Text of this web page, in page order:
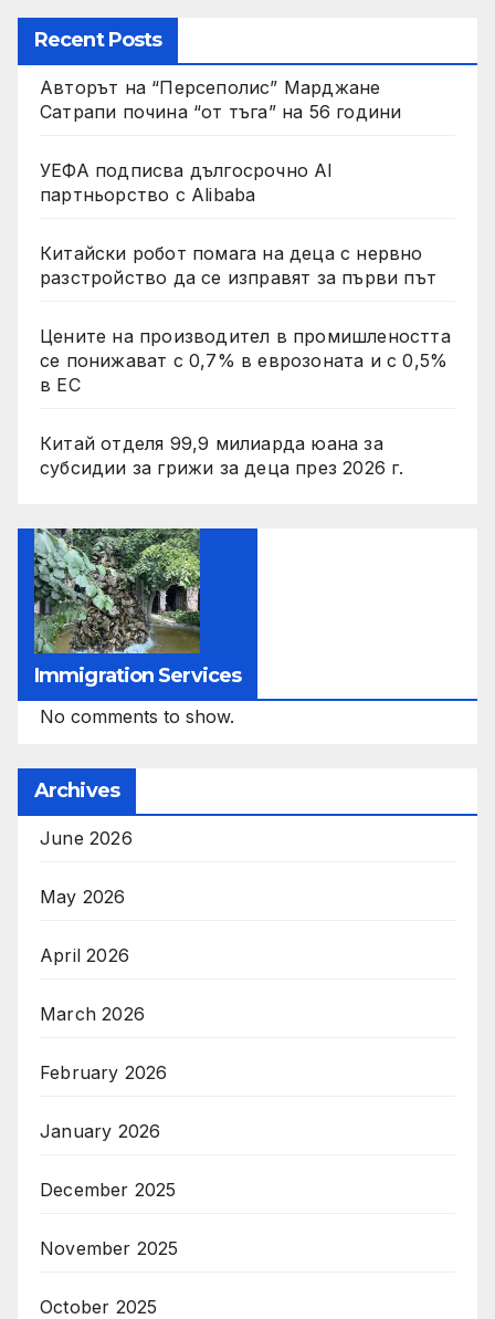
Recent Posts
Авторът на “Персеполис” Марджане
Сатрапи почина “от тъга” на 56 години
УЕФА подписва дългосрочно AI
партньорство с Alibaba
Китайски робот помага на деца с нервно
разстройство да се изправят за първи път
Цените на производител в промишлеността
се понижават с 0,7% в еврозоната и с 0,5%
в ЕС
Китай отделя 99,9 милиарда юана за
субсидии за грижи за деца през 2026 г.
Immigration Services
No comments to show.
Archives
June 2026
May 2026
April 2026
March 2026
February 2026
January 2026
December 2025
November 2025
October 2025